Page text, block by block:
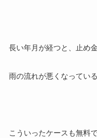
長い年月が経つと、止め
雨の流れが悪くなってい
こういったケースも無料